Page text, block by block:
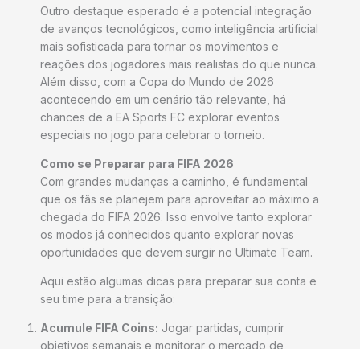
Outro destaque esperado é a potencial integração
de avanços tecnológicos, como inteligência artificial
mais sofisticada para tornar os movimentos e
reações dos jogadores mais realistas do que nunca.
Além disso, com a Copa do Mundo de 2026
acontecendo em um cenário tão relevante, há
chances de a EA Sports FC explorar eventos
especiais no jogo para celebrar o torneio.
Como se Preparar para FIFA 2026
Com grandes mudanças a caminho, é fundamental
que os fãs se planejem para aproveitar ao máximo a
chegada do FIFA 2026. Isso envolve tanto explorar
os modos já conhecidos quanto explorar novas
oportunidades que devem surgir no Ultimate Team.
Aqui estão algumas dicas para preparar sua conta e
seu time para a transição:
Acumule FIFA Coins: Jogar partidas, cumprir
objetivos semanais e monitorar o mercado de